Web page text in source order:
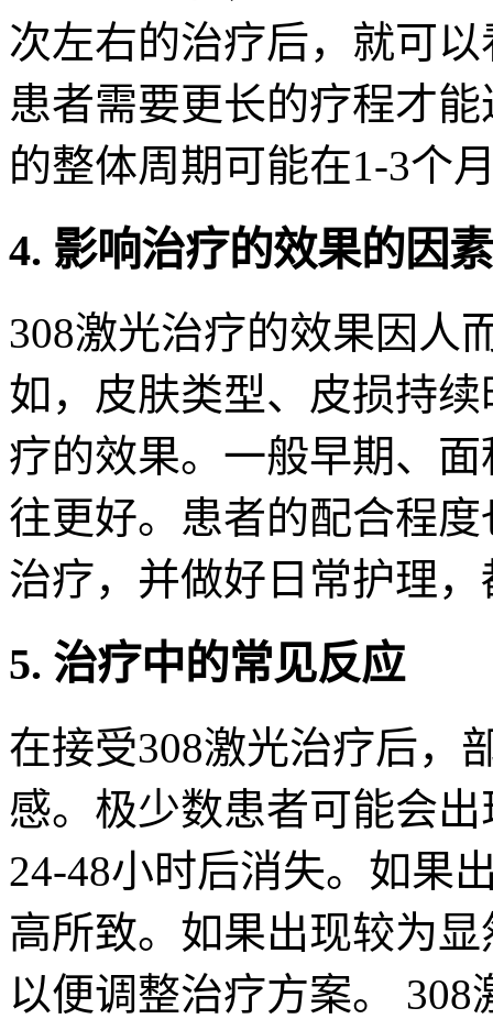
次左右的治疗后，就可
患者需要更长的疗程才
的整体周期可能在1-3个
4. 影响治疗的效果的因素
308激光治疗的效果因人
如，皮肤类型、皮损持
疗的效果。一般早期、
往更好。患者的配合程
治疗，并做好日常护理
5. 治疗中的常见反应
在接受308激光治疗后，
感。极少数患者可能会
24-48小时后消失。如果
高所致。如果出现较为
以便调整治疗方案。